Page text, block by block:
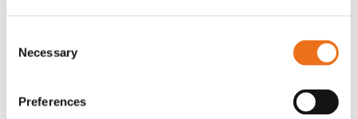
Selection
Necessary
Preferences